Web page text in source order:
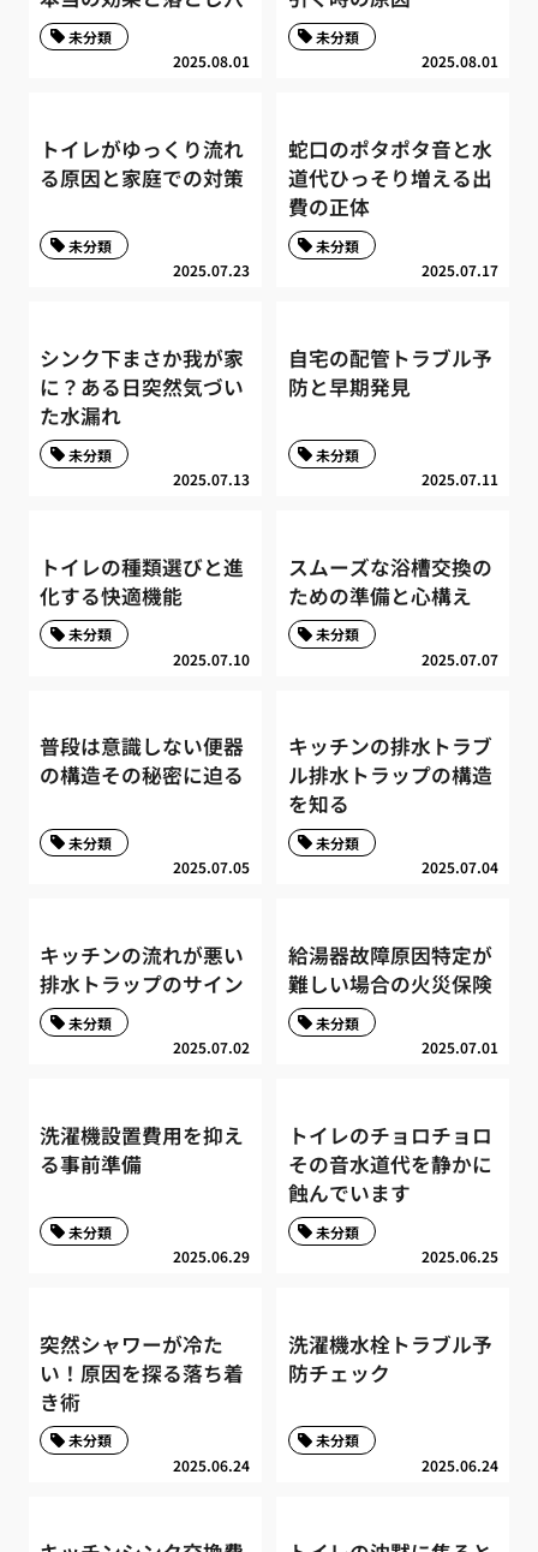
2025.08.01
未分類
2025.08.01
未分類
トイレがゆっくり流れ
る原因と家庭での対策
2025.07.23
未分類
蛇口のポタポタ音と水
道代ひっそり増える出
費の正体
2025.07.17
未分類
シンク下まさか我が家
に？ある日突然気づい
た水漏れ
2025.07.13
未分類
自宅の配管トラブル予
防と早期発見
2025.07.11
未分類
トイレの種類選びと進
化する快適機能
2025.07.10
未分類
スムーズな浴槽交換の
ための準備と心構え
2025.07.07
未分類
普段は意識しない便器
の構造その秘密に迫る
2025.07.05
未分類
キッチンの排水トラブ
ル排水トラップの構造
を知る
2025.07.04
未分類
キッチンの流れが悪い
排水トラップのサイン
2025.07.02
未分類
給湯器故障原因特定が
難しい場合の火災保険
2025.07.01
未分類
洗濯機設置費用を抑え
る事前準備
2025.06.29
未分類
トイレのチョロチョロ
その音水道代を静かに
蝕んでいます
2025.06.25
未分類
突然シャワーが冷た
い！原因を探る落ち着
き術
2025.06.24
未分類
洗濯機水栓トラブル予
防チェック
2025.06.24
未分類